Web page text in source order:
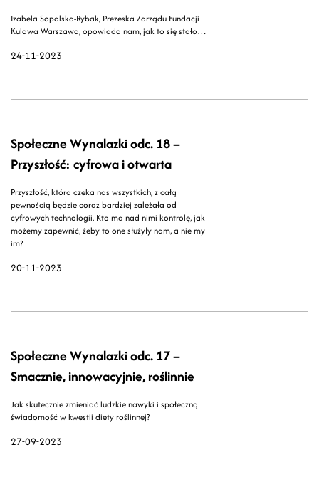
24-11-2023
Izabela Sopalska-Rybak, Prezeska Zarządu Fundacji
Kulawa Warszawa, opowiada nam, jak to się stało,
changerem w obszarze usług ginekologicznych.
20-11-2023
Społeczne Wynalazki odc. 18 –
Przyszłość: cyfrowa i otwarta
Przyszłość, która czeka nas wszystkich, z całą
pewnością będzie coraz bardziej zależała od
cyfrowych technologii. Kto ma nad nimi kontrolę, jak
możemy zapewnić, żeby to one służyły nam, a nie my
im?
27-09-2023
Społeczne Wynalazki odc. 17 –
Smacznie, innowacyjnie, roślinnie
Jak skutecznie zmieniać ludzkie nawyki i społeczną
świadomość w kwestii diety roślinnej?